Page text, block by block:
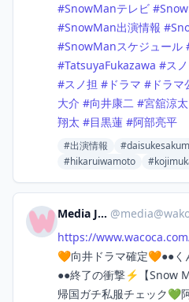
#SnowManテレビ #
#SnowMan出演情報 #
#SnowManスケジュール
#TatsuyaFukazawa #ス
#スノ担 # ドラマ # ドラ
大介 #向井康二 #宮舘涼太
翔太 #目黒蓮 #阿部亮平
#出演情報
#hikaruiwamoto
Media Japan @
https://www.
🧡向井ドラマ確定🧡●●
●●終了の衝撃⚡️【Snow
帰国ガチ私服チェック💚